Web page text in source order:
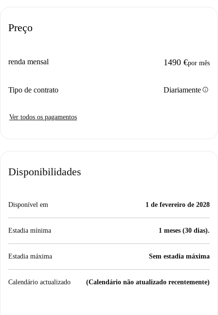
Preço
renda mensal 1490 €por mês
Tipo de contrato Diariamenteinfo
Ver todos os pagamentos
Disponibilidades
Disponível em 1 de fevereiro de 2028
Estadia mínima 1 meses (30 dias).
Estadia máxima Sem estadia máxima
Calendário actualizado (Calendário não atualizado recentemente)